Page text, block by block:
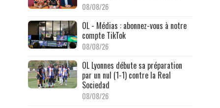
08/08/26
OL - Médias : abonnez-vous à notre
compte TikTok
08/08/26
OL Lyonnes débute sa préparation
par un nul (1-1) contre la Real
Sociedad
08/08/26